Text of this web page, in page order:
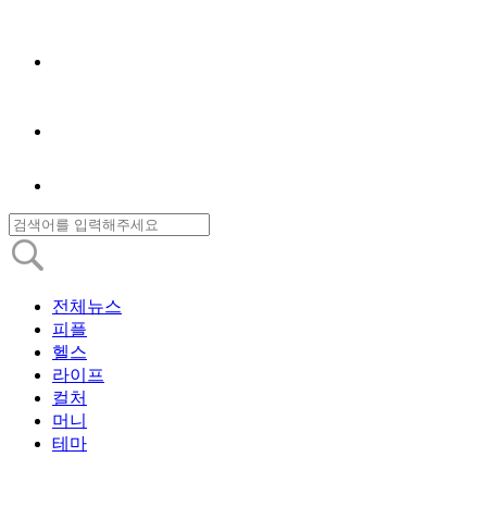
전체뉴스
피플
헬스
라이프
컬처
머니
테마